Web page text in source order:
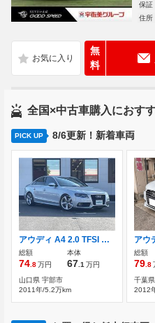
保証
住所
無
料
全国×中古車購入におす
PICK UP 8/6更新！新着車両
アウディ A4 2.0 TFSI クワトロ Sラインパッケージ 4WD 純正ナビ Bluetooth ワンセグテレビ ETC
総額
74 .8万円
本体
67 .1 万円
山口県 宇部市
2011年/5.2万km
総額
79 .8
千葉
2012